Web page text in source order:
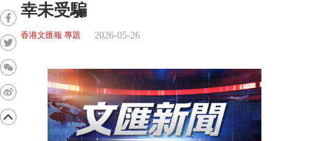
幸未受騙
香港文匯報 專題 2026-05-26